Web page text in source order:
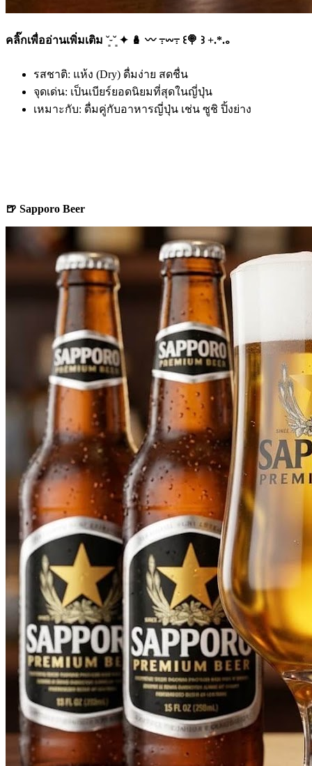
คลิ๊กเพื่ออ่านเพิ่มเติม ˘͈ᵕ˘͈ ✦ 🪆 〰️ ߹𖥦߹ ꒰🍭 ꒱ +.*.｡
รสชาติ: แห้ง (Dry) ดื่มง่าย สดชื่น
จุดเด่น: เป็นเบียร์ยอดนิยมที่สุดในญี่ปุ่น
เหมาะกับ: ดื่มคู่กับอาหารญี่ปุ่น เช่น ซูชิ ปิ้งย่าง
🍺 Sapporo Beer